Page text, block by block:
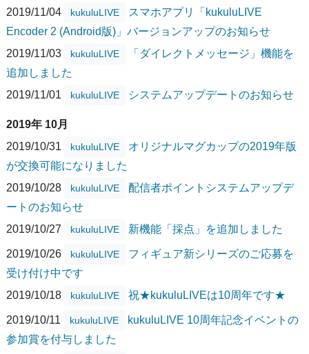
2019/11/04
kukuluLIVE
スマホアプリ「kukuluLIVE
Encoder 2 (Android版)」バージョンアップのお知らせ
2019/11/03
kukuluLIVE
「ダイレクトメッセージ」機能を
追加しました
2019/11/01
kukuluLIVE システムアップデートのお知らせ
2019年 10月
2019/10/31
kukuluLIVE
オリジナルマグカップの2019年版
が交換可能になりました
2019/10/28
kukuluLIVE
配信者ポイントシステムアップデ
ートのお知らせ
2019/10/27
kukuluLIVE 新機能「採点」を追加しました
2019/10/26 kukuluLIVE
フィギュア新シリーズのご応募を
受け付け中です
2019/10/18
kukuluLIVE 祝★kukuluLIVEは10周年です★
2019/10/11 kukuluLIVE
kukuluLIVE 10周年記念イベントの
参加賞を付与しました